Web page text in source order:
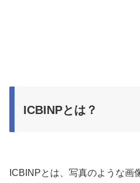
ICBINPとは？
ICBINPとは、写真のような画